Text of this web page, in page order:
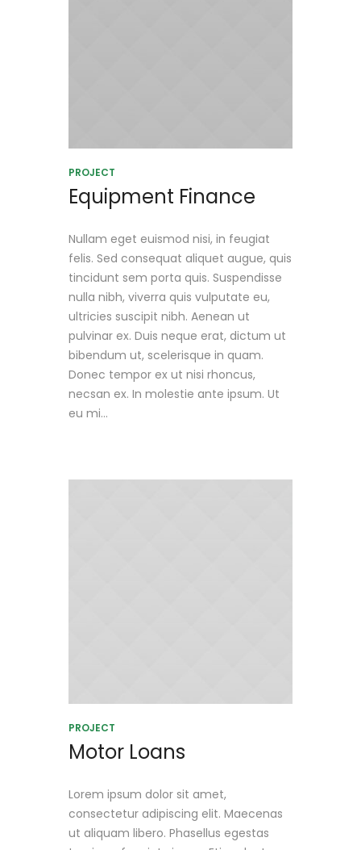
PROJECT
Equipment Finance
Nullam eget euismod nisi, in feugiat
felis. Sed consequat aliquet augue, quis
tincidunt sem porta quis. Suspendisse
nulla nibh, viverra quis vulputate eu,
ultricies suscipit nibh. Aenean ut
pulvinar ex. Duis neque erat, dictum ut
bibendum ut, scelerisque in quam.
Donec tempor ex ut nisi rhoncus,
necsan ex. In molestie ante ipsum. Ut
eu mi...
PROJECT
Motor Loans
Lorem ipsum dolor sit amet,
consectetur adipiscing elit. Maecenas
ut aliquam libero. Phasellus egestas